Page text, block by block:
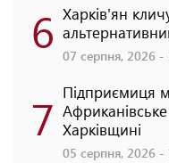
6 Харків'ян
07 серпня, 2026 -
7 Підприємиця
Харківщині
05 серпня, 2026 -